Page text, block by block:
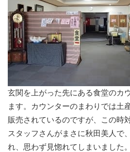
玄関を上がった先にある食堂のカ
ます。カウンターのまわりでは土
販売されているのですが、この時
スタッフさんがまさに秋田美人で
れ、思わず見惚れてしまいました。